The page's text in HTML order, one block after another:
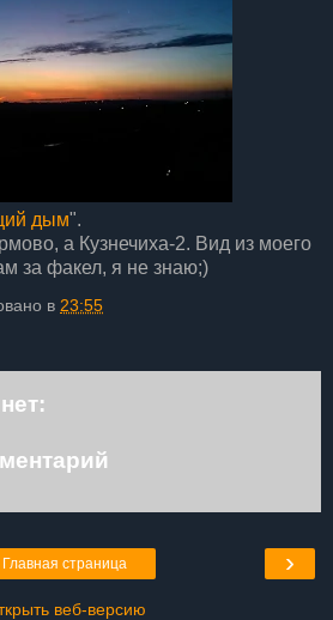
дым".
а Кузнечиха-2. Вид из моего
за факел, я не знаю;)
в 23:55
›
Главная страница
веб-версию